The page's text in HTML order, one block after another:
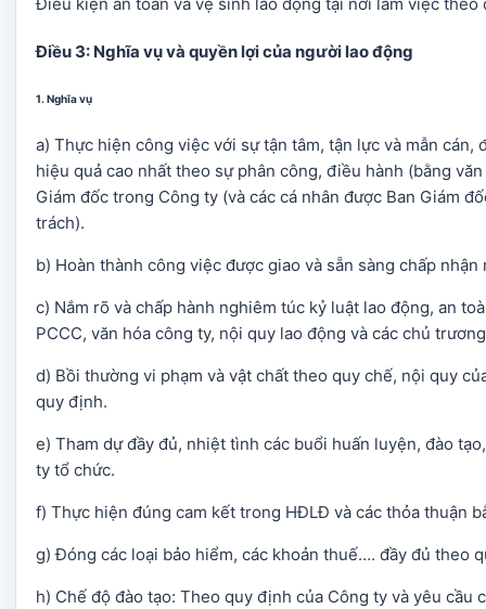
Điều 3: Nghĩa vụ và quyền lợi của người lao động
1. Nghĩa vụ
a) Thực hiện công việc với sự tận tâm, tận lực và mẫn cán,
hiệu quả cao nhất theo sự phân công, điều hành (bằng
Giám đốc trong Công ty (và các cá nhân được Ban Giám
trách).
b) Hoàn thành công việc được giao và sẵn sàng chấp
c) Nắm rõ và chấp hành nghiêm túc kỷ luật lao động, an
PCCC, văn hóa công ty, nội quy lao động và các chủ
d) Bồi thường vi phạm và vật chất theo quy chế, nội quy
quy định.
e) Tham dự đầy đủ, nhiệt tình các buổi huấn luyện, đào
ty tổ chức.
f) Thực hiện đúng cam kết trong HĐLĐ và các thỏa thuận
g) Đóng các loại bảo hiểm, các khoản thuế…. đầy đủ theo
h) Chế độ đào tạo: Theo quy định của Công ty và yêu cầu